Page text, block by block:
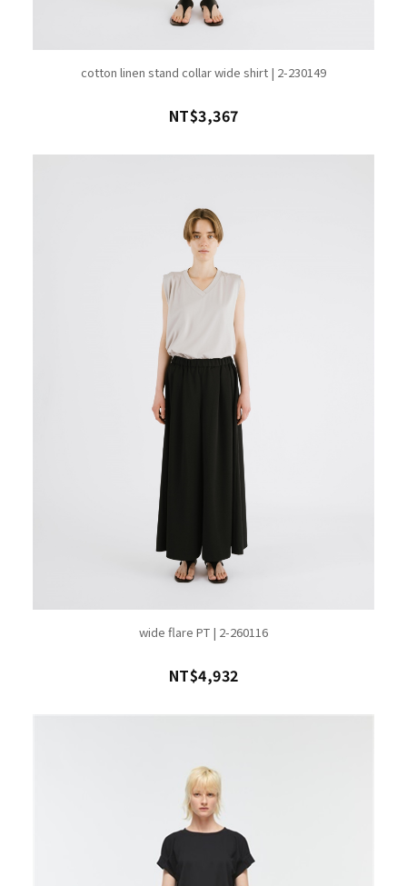
cotton linen stand collar wide shirt | 2-230149
NT$3,367
wide flare PT | 2-260116
NT$4,932